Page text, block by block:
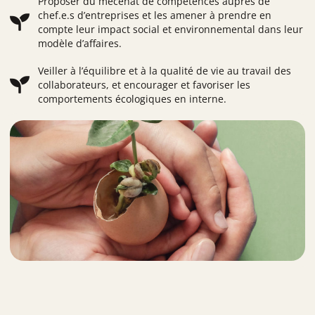
chef.e.s d’entreprises et les amener à prendre en
compte leur impact social et environnemental dans leur
modèle d’affaires.
Veiller à l’équilibre et à la qualité de vie au travail des
collaborateurs, et encourager et favoriser les
comportements écologiques en interne.